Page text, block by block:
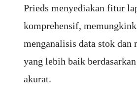
Prieds menyediakan fitur
komprehensif,
menganalisis data stok dan
yang lebih baik
akurat.